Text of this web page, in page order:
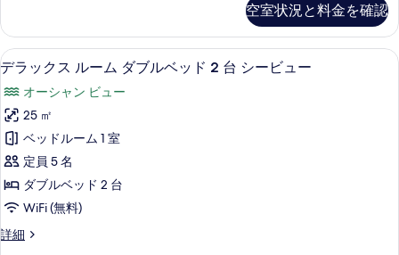
示
す
る
ュ
ー
(Balcony)
の
す
べ
て
の
写
真
ビ
ュ
ー
(Balcony)
の
詳
細
1
台
シ
ー
ビ
ュ
ー
(Balcony)
の
す
ン
グ
ベ
ド
台
シ
ー
ビ
ュ
ー
の
空室状況と料金を確認
デ
ラ
ッ
ク
ス
ル
ー
ム
ダ
デラックス ルーム ダブルベッド 2
7
デラックス ルーム ダブルベッド 2 台 シービュー
オーシャン ビュー
25 ㎡
ベッドルーム 1 室
定員 5 名
ダブルベッド 2 台
WiFi (無料)
詳細
デ